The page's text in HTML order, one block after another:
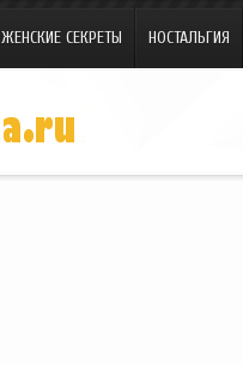
ЖЕНСКИЕ СЕКРЕТЫ НОСТАЛЬГИЯ